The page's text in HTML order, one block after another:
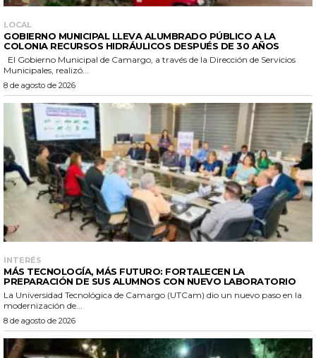
LOCAL
GOBIERNO MUNICIPAL LLEVA ALUMBRADO PÚBLICO A LA
COLONIA RECURSOS HIDRÁULICOS DESPUÉS DE 30 AÑOS
Municipales, realizó...
8 de agosto de 2026
INTERÉS
MÁS TECNOLOGÍA, MÁS FUTURO: FORTALECEN LA
PREPARACIÓN DE SUS ALUMNOS CON NUEVO LABORATORIO
La Universidad Tecnológica de Camargo (UTCam) dio un nuevo paso en la
modernización de...
8 de agosto de 2026